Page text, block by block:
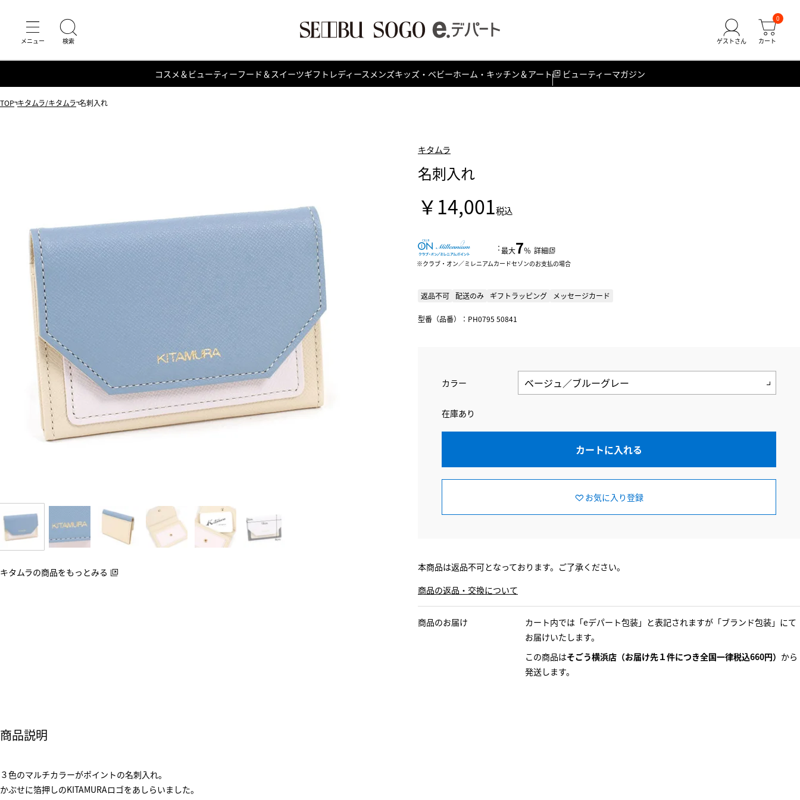
0
コスメ＆ビューティーフード＆スイーツギフト レディース メンズキッズ・ベビーホーム・キッチン＆アート ビューティーマガジン
TOP キタムラ/キタムラ 名刺入れ
キタムラの商品をもっとみる
キタムラ
名刺入れ
￥14,001税込
：最大7％ 詳細
クラブ・オン／ミレニアムカードセゾンのお支払の場合
返品不可 配送のみ ギフトラッピング メッセージカード
型番（品番）：PH0795 50841
カラー
在庫あり
カートに入れる
お気に入り登録
本商品は返品不可となっております。ご了承ください。
商品の返品・交換について
商品のお届け
カート内では「eデパート包装」と表記されますが「ブランド包装」にて
お届けいたします。
この商品はそごう横浜店（お届け先１件につき全国一律税込660円） から
発送します。
商品説明
３色のマルチカラーがポイントの名刺入れ。
かぶせに箔押しのKITAMURAロゴをあしらいました。